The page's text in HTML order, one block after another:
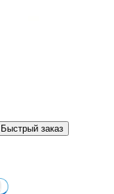
Быстрый заказ